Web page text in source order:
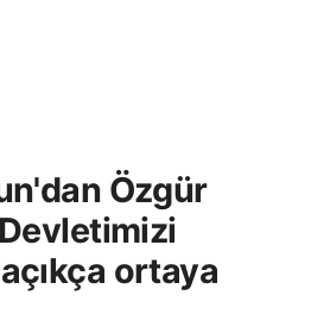
Özgür
açıkça ortaya